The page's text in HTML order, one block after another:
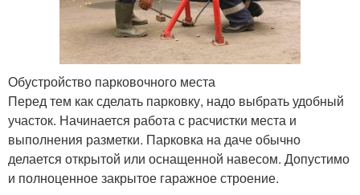
Обустройство парковочного места
Перед тем как сделать парковку, надо выбрать удобный
участок. Начинается работа с расчистки места и
выполнения разметки. Парковка на даче обычно
делается открытой или оснащенной навесом. Допустимо
и полноценное закрытое гаражное строение.